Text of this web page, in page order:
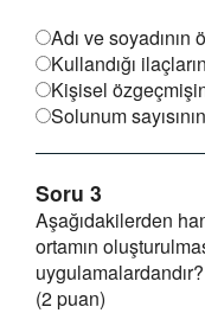
Adı ve soyadının
Kullandığı
Kişisel
Solunum
Soru 3
Aşağıdakilerden
ortamın
uygulamalardandır?
(2 puan)